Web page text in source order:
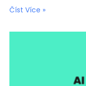
Číst Více »